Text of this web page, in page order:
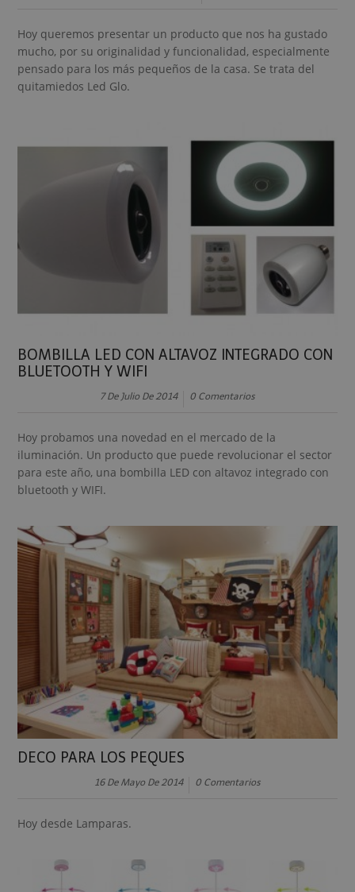
Hoy queremos presentar un producto que nos ha gustado
mucho, por su originalidad y funcionalidad, especialmente
pensado para los más pequeños de la casa. Se trata del
quitamiedos Led Glo.
BOMBILLA LED CON ALTAVOZ INTEGRADO CON
BLUETOOTH Y WIFI
7 De Julio De 2014 0 Comentarios
Hoy probamos una novedad en el mercado de la
iluminación. Un producto que puede revolucionar el sector
para este año, una bombilla LED con altavoz integrado con
bluetooth y WIFI.
DECO PARA LOS PEQUES
16 De Mayo De 2014 0 Comentarios
Hoy desde Lamparas.